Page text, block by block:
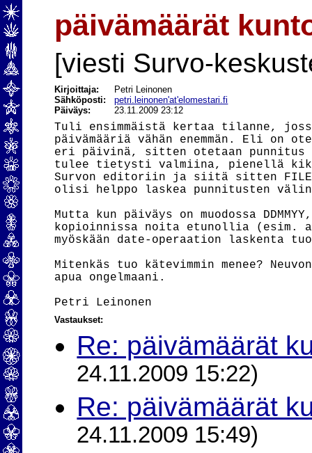
päivämäärät
[viesti Survo-
Kirjoittaja:
Petri Leinonen
Sähköposti:petri.leinonen'at'elomestari.fi
Päiväys:
23.11.2009 23:12
Tuli ensimmäistä kertaa tilanne,
päivämääriä vähän enemmän. Eli on
eri päivinä, sitten otetaan punnitus
tulee tietysti valmiina, pienellä
Survon editoriin ja siitä sitten
olisi helppo laskea punnitusten
Mutta kun päiväys on muodossa
kopioinnissa noita etunollia (esim.
myöskään date-operaation
Mitenkäs tuo kätevimmin menee?
apua ongelmaani.
Vastaukset:
Re: päivämäärät
24.11.2009 15:22)
Re: päivämäärät
24.11.2009 15:49)